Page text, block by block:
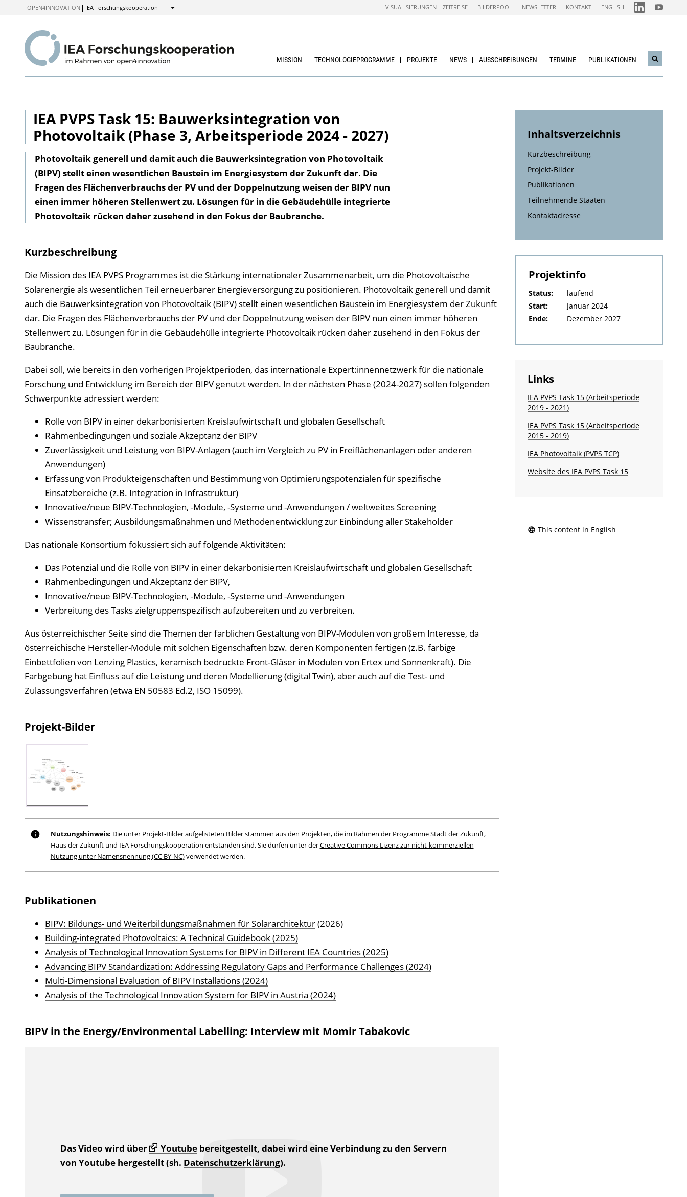
OPEN4INNOVATION IEA Forschungskooperation
Anzeigen
VISUALISIERUNGEN ZEITREISE BILDERPOOL NEWSLETTER KONTAKT ENGLISH FOLGEN
SIE
FOLGEN
SIE
MISSION TECHNOLOGIEPROGRAMME PROJEKTE NEWS AUSSCHREIBUNGEN TERMINE PUBLIKATIONEN
IEA PVPS Task 15: Bauwerksintegration von
Photovoltaik (Phase 3, Arbeitsperiode 2024 - 2027)
Photovoltaik generell und damit auch die Bauwerksintegration von Photovoltaik
(BIPV) stellt einen wesentlichen Baustein im Energiesystem der Zukunft dar. Die
Fragen des Flächenverbrauchs der PV und der Doppelnutzung weisen der BIPV nun
einen immer höheren Stellenwert zu. Lösungen für in die Gebäudehülle integrierte
Photovoltaik rücken daher zusehend in den Fokus der Baubranche.
Kurzbeschreibung
Die Mission des IEA PVPS Programmes ist die Stärkung internationaler Zusammenarbeit, um die Photovoltaische
Solarenergie als wesentlichen Teil erneuerbarer Energieversorgung zu positionieren. Photovoltaik generell und damit
auch die Bauwerksintegration von Photovoltaik (BIPV) stellt einen wesentlichen Baustein im Energiesystem der Zukunft
dar. Die Fragen des Flächenverbrauchs der PV und der Doppelnutzung weisen der BIPV nun einen immer höheren
Stellenwert zu. Lösungen für in die Gebäudehülle integrierte Photovoltaik rücken daher zusehend in den Fokus der
Baubranche.
Dabei soll, wie bereits in den vorherigen Projektperioden, das internationale Expert:innennetzwerk für die nationale
Forschung und Entwicklung im Bereich der BIPV genutzt werden. In der nächsten Phase (2024-2027) sollen folgenden
Schwerpunkte adressiert werden:
Rolle von BIPV in einer dekarbonisierten Kreislaufwirtschaft und globalen Gesellschaft
Rahmenbedingungen und soziale Akzeptanz der BIPV
Zuverlässigkeit und Leistung von BIPV-Anlagen (auch im Vergleich zu PV in Freiflächenanlagen oder anderen
Anwendungen)
Erfassung von Produkteigenschaften und Bestimmung von Optimierungspotenzialen für spezifische
Einsatzbereiche (z.B. Integration in Infrastruktur)
Innovative/neue BIPV-Technologien, -Module, -Systeme und -Anwendungen / weltweites Screening
Wissenstransfer; Ausbildungsmaßnahmen und Methodenentwicklung zur Einbindung aller Stakeholder
Das nationale Konsortium fokussiert sich auf folgende Aktivitäten:
Das Potenzial und die Rolle von BIPV in einer dekarbonisierten Kreislaufwirtschaft und globalen Gesellschaft
Rahmenbedingungen und Akzeptanz der BIPV,
Innovative/neue BIPV-Technologien, -Module, -Systeme und -Anwendungen
Verbreitung des Tasks zielgruppenspezifisch aufzubereiten und zu verbreiten.
Aus österreichischer Seite sind die Themen der farblichen Gestaltung von BIPV-Modulen von großem Interesse, da
österreichische Hersteller-Module mit solchen Eigenschaften bzw. deren Komponenten fertigen (z.B. farbige
Einbettfolien von Lenzing Plastics, keramisch bedruckte Front-Gläser in Modulen von Ertex und Sonnenkraft). Die
Farbgebung hat Einfluss auf die Leistung und deren Modellierung (digital Twin), aber auch auf die Test- und
Zulassungsverfahren (etwa EN 50583 Ed.2, ISO 15099).
Projekt-Bilder
Nutzungshinweis: Die unter Projekt-Bilder aufgelisteten Bilder stammen aus den Projekten, die im Rahmen der Programme Stadt der Zukunft,
Haus der Zukunft und IEA Forschungskooperation entstanden sind. Sie dürfen unter derCreative Commons Lizenz zur nicht-kommerziellen
Nutzung unter Namensnennung (CC BY-NC)verwendet werden.
Publikationen
BIPV: Bildungs- und Weiterbildungsmaßnahmen für Solararchitektur(2026)
Building-integrated Photovoltaics: A Technical Guidebook (2025)
Analysis of Technological Innovation Systems for BIPV in Different IEA Countries (2025)
Advancing BIPV Standardization: Addressing Regulatory Gaps and Performance Challenges (2024)
Multi-Dimensional Evaluation of BIPV Installations (2024)
Analysis of the Technological Innovation System for BIPV in Austria (2024)
BIPV in the Energy/Environmental Labelling: Interview mit Momir Tabakovic
Das Video wird über Youtubebereitgestellt, dabei wird eine Verbindung zu den Servern
von Youtube hergestellt (sh. Datenschutzerklärung).
Inhaltsverzeichnis
Kurzbeschreibung
Projekt-Bilder
Publikationen
Teilnehmende Staaten
Kontaktadresse
Projektinfo
Status:
laufend
Start:
Januar 2024
Ende:
Dezember 2027
Links
IEA PVPS Task 15 (Arbeitsperiode
2019 - 2021)
IEA PVPS Task 15 (Arbeitsperiode
2015 - 2019)
IEA Photovoltaik (PVPS TCP)
Website des IEA PVPS Task 15
This content in English